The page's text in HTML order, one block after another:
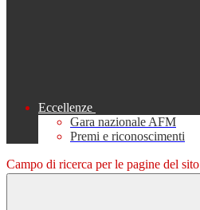
Eccellenze
Gara nazionale AFM
Premi e riconoscimenti
Campo di ricerca per le pagine del sito